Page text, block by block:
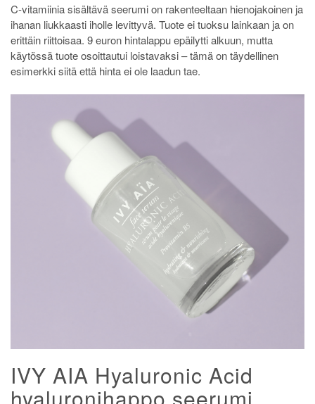
C-vitamiinia sisältävä seerumi on rakenteeltaan hienojakoinen ja
ihanan liukkaasti iholle levittyvä. Tuote ei tuoksu lainkaan ja on
erittäin riittoisaa. 9 euron hintalappu epäilytti alkuun, mutta
käytössä tuote osoittautui loistavaksi – tämä on täydellinen
esimerkki siitä että hinta ei ole laadun tae.
IVY AIA Hyaluronic Acid